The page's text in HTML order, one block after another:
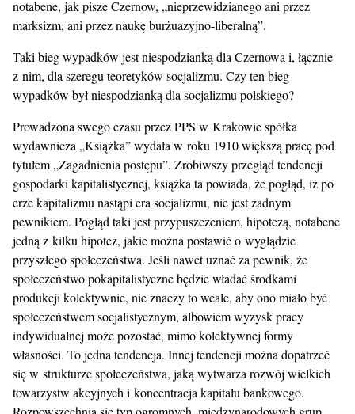
notabene, jak pisze Czernow, „nieprzewidzianego ani przez
marksizm, ani przez naukę burżuazyjno-liberalną”.
Taki bieg wypadków jest niespodzianką dla Czernowa i, łącznie
z nim, dla szeregu teoretyków socjalizmu. Czy ten bieg
wypadków był niespodzianką dla socjalizmu polskiego?
Prowadzona swego czasu przez PPS w Krakowie spółka
wydawnicza „Książka” wydała w roku 1910 większą pracę pod
tytułem „Zagadnienia postępu”. Zrobiwszy przegląd tendencji
gospodarki kapitalistycznej, książka ta powiada, że pogląd, iż po
erze kapitalizmu nastąpi era socjalizmu, nie jest żadnym
pewnikiem. Pogląd taki jest przypuszczeniem, hipotezą, notabene
jedną z kilku hipotez, jakie można postawić o wyglądzie
przyszłego społeczeństwa. Jeśli nawet uznać za pewnik, że
społeczeństwo pokapitalistyczne będzie władać środkami
produkcji kolektywnie, nie znaczy to wcale, aby ono miało być
społeczeństwem socjalistycznym, albowiem wyzysk pracy
indywidualnej może pozostać, mimo kolektywnej formy
własności. To jedna tendencja. Innej tendencji można dopatrzeć
się w strukturze społeczeństwa, jaką wytwarza rozwój wielkich
towarzystw akcyjnych i koncentracja kapitału bankowego.